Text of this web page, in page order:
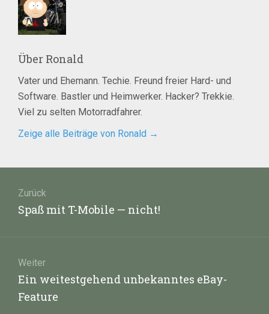
Über Ronald
Vater und Ehemann. Techie. Freund freier Hard- und
Software. Bastler und Heimwerker. Hacker? Trekkie.
Viel zu selten Motorradfahrer.
Zeige alle Beiträge von Ronald →
Zurück
Vorheriger
Spaß mit T-Mobile — nicht!
Weiter
Nächster
Beitrag:
Ein weitestgehend unbekanntes eBay-
Feature